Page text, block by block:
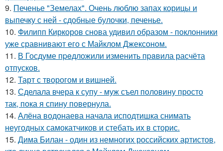
9. Печенье "Земелах". Очень люблю запах корицы и
выпечку с ней - сдобные булочки, печенье.
10. Филипп Киркоров снова удивил образом - поклонники
уже сравнивают его с Майклом Джексоном.
11. В Госдуме пpeдложили изменить пpaвила расчёта
отпусков.
12. Тарт с творогом и вишней.
13. Сделала вчера к супу - муж съел половину просто
так, пока я спину повернула.
14. Алёна водонаева начала исподтишка снимать
неугодных самокатчиков и стебать их в сторис.
15. Дима Билан - один из немногих российских артистов,